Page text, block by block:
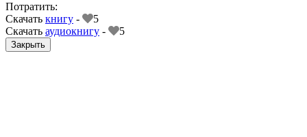
Потратить:
Скачать книгу -
5
Скачать аудиокнигу - 5
Закрыть